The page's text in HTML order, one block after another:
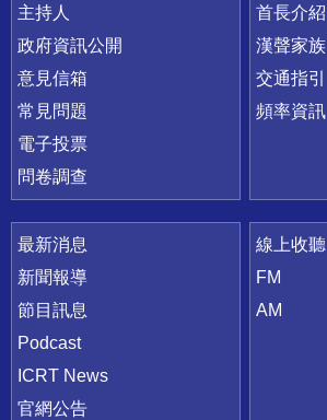
主持人
政府資訊公開
意見信箱
常見問題
電子投票
問卷調查
首長介紹
漢聲家族
交通指引
頻率資訊
最新消息
新聞報導
節目訊息
Podcast
ICRT News
官網公告
線上收聽
FM
AM